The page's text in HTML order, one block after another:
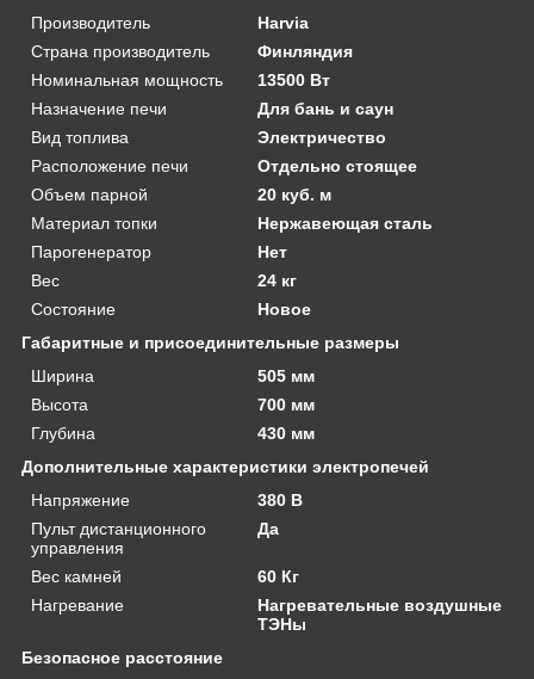
Производитель
Harvia
Страна производитель
Финляндия
Номинальная мощность
13500 Вт
Назначение печи
Для бань и саун
Вид топлива
Электричество
Расположение печи
Отдельно стоящее
Объем парной
20 куб. м
Материал топки
Нержавеющая сталь
Парогенератор
Нет
Вес
24 кг
Состояние
Новое
Габаритные и присоединительные размеры
Ширина
505 мм
Высота
700 мм
Глубина
430 мм
Дополнительные характеристики электропечей
Напряжение
380 В
Пульт дистанционного
управления
Да
Вес камней
60 Кг
Нагревание
Нагревательные воздушные
ТЭНы
Безопасное расстояние